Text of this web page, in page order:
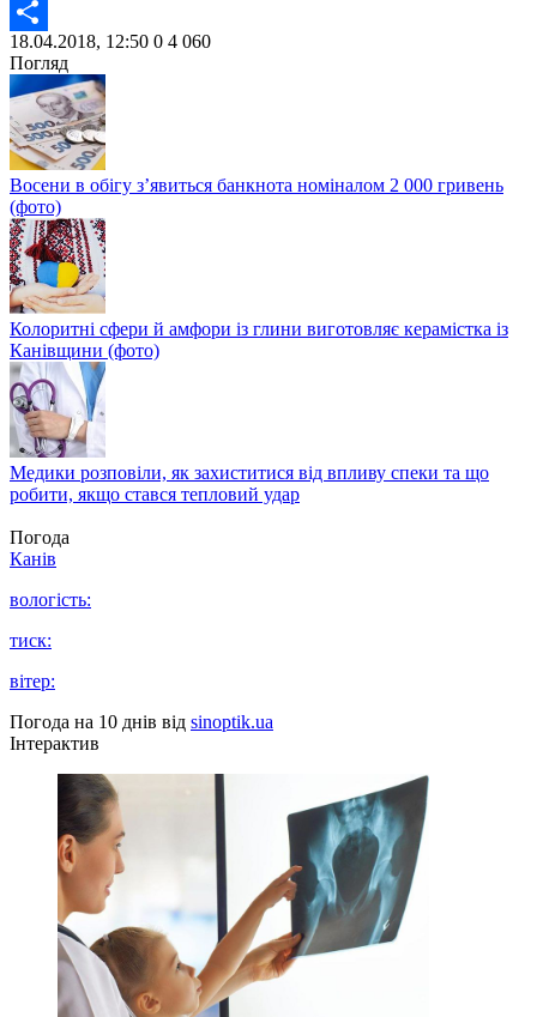
Twitter
Share
18.04.2018, 12:50 0 4 060
Погляд
Восени в обігу з’явиться банкнота номіналом 2 000 гривень
(фото)
Колоритні сфери й амфори із глини виготовляє керамістка із
Канівщини (фото)
Медики розповіли, як захиститися від впливу спеки та що
робити, якщо стався тепловий удар
Погода
Канів
вологість:
тиск:
вітер:
Погода на 10 днів від sinoptik.ua
Інтерактив